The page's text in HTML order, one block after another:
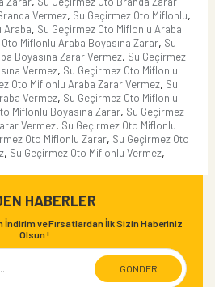
Vermez, Su Geçirmez Oto Miflonlu,
Araba, Su Geçirmez Oto Miflonlu Araba
Miflonlu Araba Boyasına Zarar, Su
Boyasına Zarar Vermez, Su Geçirmez
Vermez, Su Geçirmez Oto Miflonlu
Oto Miflonlu Araba Zarar Vermez, Su
Vermez, Su Geçirmez Oto Miflonlu
Miflonlu Boyasına Zarar, Su Geçirmez
Vermez, Su Geçirmez Oto Miflonlu
Oto Miflonlu Zarar, Su Geçirmez Oto
, Su Geçirmez Oto Miflonlu Vermez,
HABERLER
İndirim ve Fırsatlardan İlk Sizin Haberiniz
Olsun !
GÖNDER